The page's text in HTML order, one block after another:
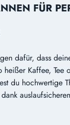
FÜR
dafür, dass
Kaffee,
du hochwertige